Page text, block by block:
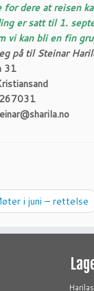
for dere at reisen
er satt til 1.
vi kan bli en fin
på til Steinar
31
i juni – rettelse